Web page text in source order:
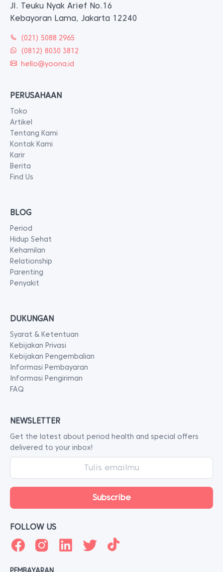
Jl. Teuku Nyak Arief No.16
Kebayoran Lama, Jakarta 12240
(021) 5088 2965
(0812) 8030 3812
hello@yoona.id
PERUSAHAAN
Toko
Artikel
Tentang Kami
Kontak Kami
Karir
Berita
Find Us
BLOG
Period
Hidup Sehat
Kehamilan
Relationship
Parenting
Penyakit
DUKUNGAN
Syarat & Ketentuan
Kebijakan Privasi
Kebijakan Pengembalian
Informasi Pembayaran
Informasi Pengiriman
FAQ
NEWSLETTER
Get the latest about period health and special offers
delivered to your inbox!
FOLLOW US
PEMBAYARAN